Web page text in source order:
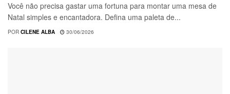
Você não precisa gastar uma fortuna para montar uma mesa de
Natal simples e encantadora. Defina uma paleta de...
POR CILENE ALBA 30/06/2026